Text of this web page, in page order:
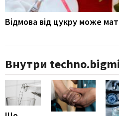
Відмова від цукру може
Внутри